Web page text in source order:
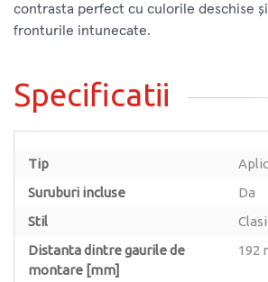
contrasta perfect cu culorile deschise și
fronturile intunecate.
Specificatii
Tip
Suruburi incluse
Da
Stil
Distanta dintre gaurile de
montare [mm]
192